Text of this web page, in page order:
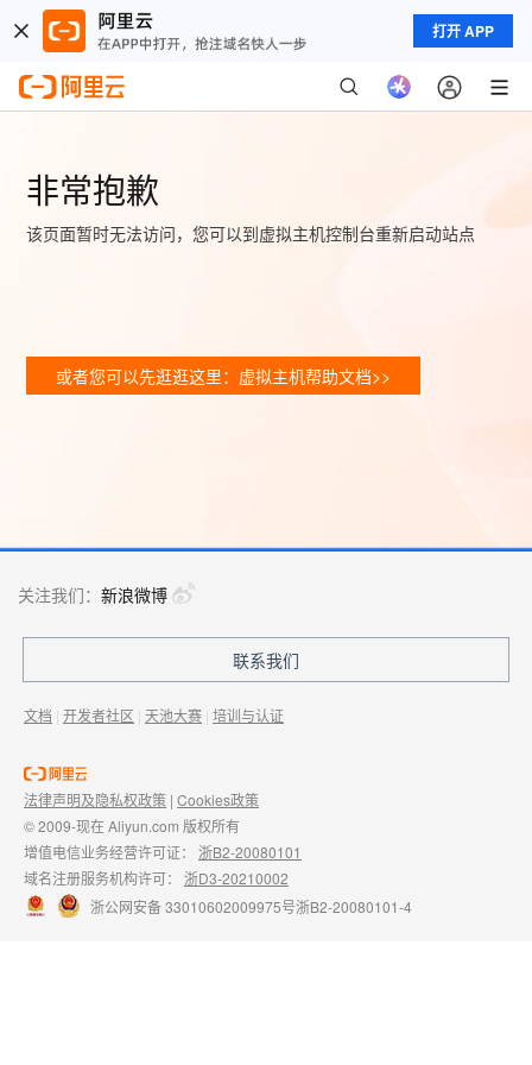
打开 APP
非常抱歉
该页面暂时无法访问，您可以到虚拟主机控制台重新启动站点
或者您可以先逛逛这里：虚拟主机帮助文档>>